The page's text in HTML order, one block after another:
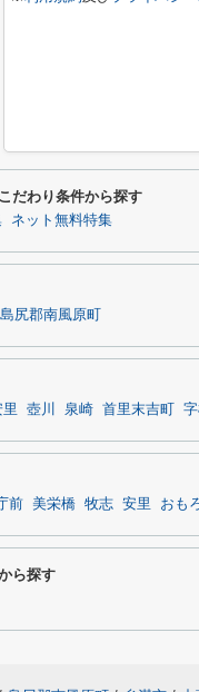
だわり条件から探す
ネット無料特集
島尻郡南風原町
里 壺川 泉崎 首里末吉町 字
前 美栄橋 牧志 安里 おも
ら探す